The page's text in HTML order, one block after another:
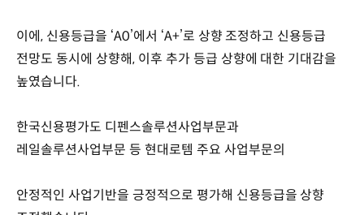
이에, 신용등급을 ‘A0’에서 ‘A+’로 상향 조정하고 신용등급
전망도 동시에 상향해, 이후 추가 등급 상향에 대한 기대감을
높였습니다.
한국신용평가도 디펜스솔루션사업부문과
레일솔루션사업부문 등 현대로템 주요 사업부문의
안정적인 사업기반을 긍정적으로 평가해 신용등급을 상향